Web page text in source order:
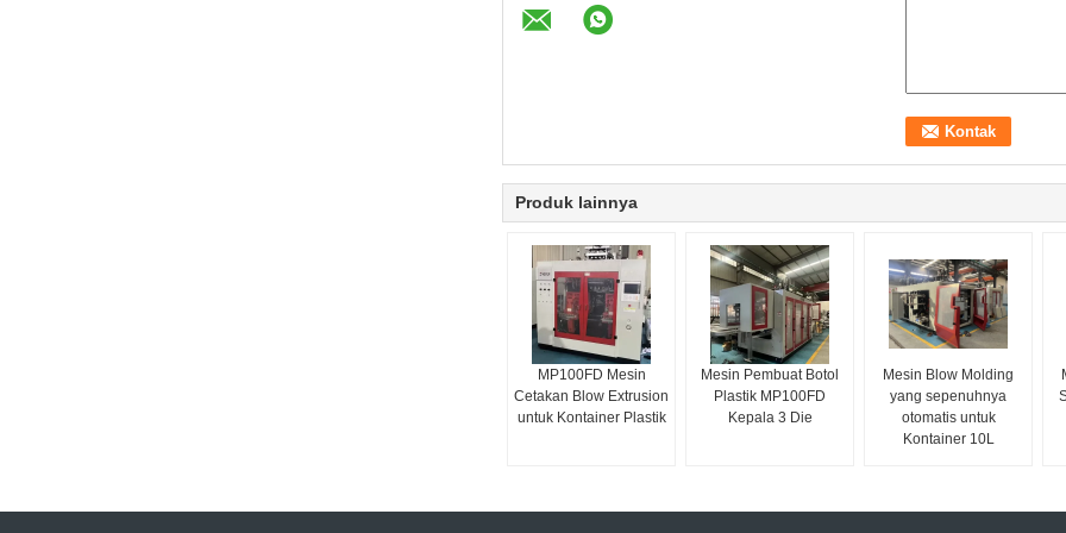
Produk lainnya
MP100FD Mesin
Cetakan Blow Extrusion
untuk Kontainer Plastik
Mesin Pembuat Botol
Plastik MP100FD
Kepala 3 Die
Mesin Blow Molding
yang sepenuhnya
otomatis untuk
Kontainer 10L